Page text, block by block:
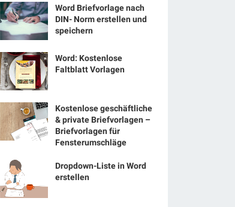
Word Briefvorlage nach
DIN- Norm erstellen und
speichern
Word: Kostenlose
Faltblatt Vorlagen
Kostenlose geschäftliche
& private Briefvorlagen –
Briefvorlagen für
Fensterumschläge
Dropdown-Liste in Word
erstellen